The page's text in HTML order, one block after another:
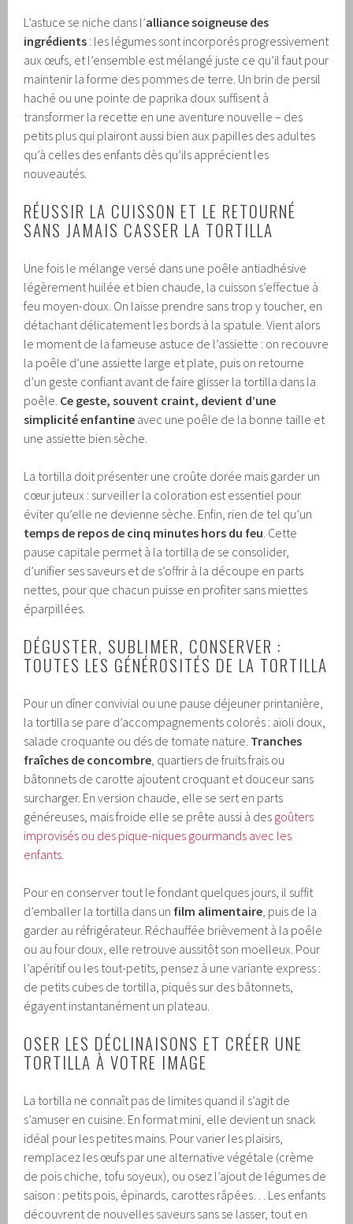
L’astuce se niche dans l’alliance soigneuse des
ingrédients : les légumes sont incorporés progressivement
aux œufs, et l’ensemble est mélangé juste ce qu’il faut pour
maintenir la forme des pommes de terre. Un brin de persil
haché ou une pointe de paprika doux suffisent à
transformer la recette en une aventure nouvelle – des
petits plus qui plairont aussi bien aux papilles des adultes
qu’à celles des enfants dès qu’ils apprécient les
nouveautés.
RÉUSSIR LA CUISSON ET LE RETOURNÉ
SANS JAMAIS CASSER LA TORTILLA
Une fois le mélange versé dans une poêle antiadhésive
légèrement huilée et bien chaude, la cuisson s’effectue à
feu moyen-doux. On laisse prendre sans trop y toucher, en
détachant délicatement les bords à la spatule. Vient alors
le moment de la fameuse astuce de l’assiette : on recouvre
la poêle d’une assiette large et plate, puis on retourne
d’un geste confiant avant de faire glisser la tortilla dans la
poêle. Ce geste, souvent craint, devient d’une
simplicité enfantine avec une poêle de la bonne taille et
une assiette bien sèche.
La tortilla doit présenter une croûte dorée mais garder un
cœur juteux : surveiller la coloration est essentiel pour
éviter qu’elle ne devienne sèche. Enfin, rien de tel qu’un
temps de repos de cinq minutes hors du feu. Cette
pause capitale permet à la tortilla de se consolider,
d’unifier ses saveurs et de s’offrir à la découpe en parts
nettes, pour que chacun puisse en profiter sans miettes
éparpillées.
DÉGUSTER, SUBLIMER, CONSERVER :
TOUTES LES GÉNÉROSITÉS DE LA TORTILLA
Pour un dîner convivial ou une pause déjeuner printanière,
la tortilla se pare d’accompagnements colorés : aïoli doux,
salade croquante ou dés de tomate nature. Tranches
fraîches de concombre, quartiers de fruits frais ou
bâtonnets de carotte ajoutent croquant et douceur sans
surcharger. En version chaude, elle se sert en parts
généreuses, mais froide elle se prête aussi à des goûters
improvisés ou des pique-niques gourmands avec les
enfants.
Pour en conserver tout le fondant quelques jours, il suffit
d’emballer la tortilla dans un film alimentaire, puis de la
garder au réfrigérateur. Réchauffée brièvement à la poêle
ou au four doux, elle retrouve aussitôt son moelleux. Pour
l’apéritif ou les tout-petits, pensez à une variante express :
de petits cubes de tortilla, piqués sur des bâtonnets,
égayent instantanément un plateau.
OSER LES DÉCLINAISONS ET CRÉER UNE
TORTILLA À VOTRE IMAGE
La tortilla ne connaît pas de limites quand il s’agit de
s’amuser en cuisine. En format mini, elle devient un snack
idéal pour les petites mains. Pour varier les plaisirs,
remplacez les œufs par une alternative végétale (crème
de pois chiche, tofu soyeux), ou osez l’ajout de légumes de
saison : petits pois, épinards, carottes râpées… Les enfants
découvrent de nouvelles saveurs sans se lasser, tout en